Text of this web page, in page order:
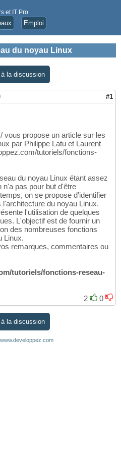
et IT Pro
Emploi
du noyau Linux
à la discussion
#1
vous propose un article sur les
par Philippe Latu et Laurent
tutoriels/fonctions-
du noyau Linux étant assez
n'a pas pour but d'être
on se propose d'identifier
du noyau Linux.
l'utilisation de quelques
L'objectif est de fournir un
des nombreuses fonctions
Linux.
remarques, commentaires ou
tutoriels/fonctions-reseau-
2 0
à la discussion